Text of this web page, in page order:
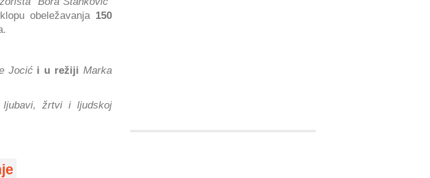
obeležavanja 150
Jocić i u režiji Marka
ljubavi, žrtvi i ljudskoj